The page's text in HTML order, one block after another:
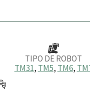
a
TIPO DE ROBOT
TM31, TM5, TM6,